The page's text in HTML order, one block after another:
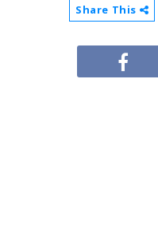
Share This